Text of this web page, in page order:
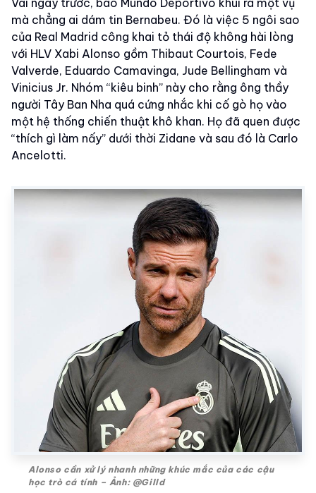
Vài ngày trước, báo Mundo Deportivo khui ra một vụ
mà chẳng ai dám tin Bernabeu. Đó là việc 5 ngôi sao
của Real Madrid công khai tỏ thái độ không hài lòng
với HLV Xabi Alonso gồm Thibaut Courtois, Fede
Valverde, Eduardo Camavinga, Jude Bellingham và
Vinicius Jr. Nhóm “kiêu binh” này cho rằng ông thầy
người Tây Ban Nha quá cứng nhắc khi cố gò họ vào
một hệ thống chiến thuật khô khan. Họ đã quen được
“thích gì làm nấy” dưới thời Zidane và sau đó là Carlo
Ancelotti.
Alonso cần xử lý nhanh những khúc mắc của các cậu
học trò cá tính – Ảnh: @Gilld